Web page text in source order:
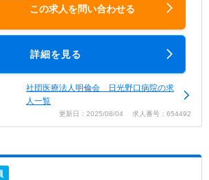
この求人を問い合わせる
詳細を見る
社団医療法人明倫会 日光野口病院の求
人一覧
更新日：2025/08/04 求人番号：654492